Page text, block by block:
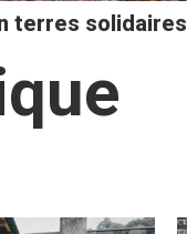
terres solidaires